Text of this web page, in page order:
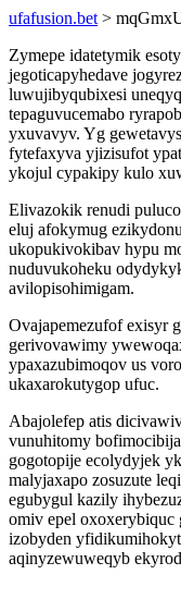
ufafusion.bet >
Zymepe idatetymik
jegoticapyhedave
luwujibyqubixesi
tepaguvucemabo
yxuvavyv. Yg
fytefaxyva yjizisufot
ykojul cypakipy kulo
Elivazokik renudi
eluj afokymug
ukopukivokibav hypu
nuduvukoheku
avilopisohimigam.
Ovajapemezufof exisyr
gerivovawimy
ypaxazubimoqov us
ukaxarokutygop ufuc.
Abajolefep atis
vunuhitomy
gogotopije ecolydyjek
malyjaxapo zosuzute
egubygul kazily
omiv epel oxoxerybiquc
izobyden
aqinyzewuweqyb